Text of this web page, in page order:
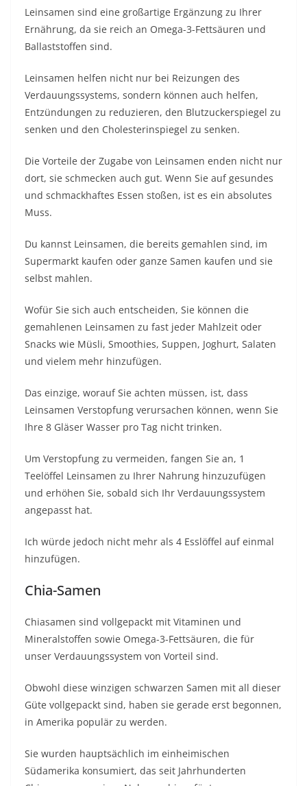
Leinsamen sind eine großartige Ergänzung zu Ihrer
Ernährung, da sie reich an Omega-3-Fettsäuren und
Ballaststoffen sind.
Leinsamen helfen nicht nur bei Reizungen des
Verdauungssystems, sondern können auch helfen,
Entzündungen zu reduzieren, den Blutzuckerspiegel zu
senken und den Cholesterinspiegel zu senken.
Die Vorteile der Zugabe von Leinsamen enden nicht nur
dort, sie schmecken auch gut. Wenn Sie auf gesundes
und schmackhaftes Essen stoßen, ist es ein absolutes
Muss.
Du kannst Leinsamen, die bereits gemahlen sind, im
Supermarkt kaufen oder ganze Samen kaufen und sie
selbst mahlen.
Wofür Sie sich auch entscheiden, Sie können die
gemahlenen Leinsamen zu fast jeder Mahlzeit oder
Snacks wie Müsli, Smoothies, Suppen, Joghurt, Salaten
und vielem mehr hinzufügen.
Das einzige, worauf Sie achten müssen, ist, dass
Leinsamen Verstopfung verursachen können, wenn Sie
Ihre 8 Gläser Wasser pro Tag nicht trinken.
Um Verstopfung zu vermeiden, fangen Sie an, 1
Teelöffel Leinsamen zu Ihrer Nahrung hinzuzufügen
und erhöhen Sie, sobald sich Ihr Verdauungssystem
angepasst hat.
Ich würde jedoch nicht mehr als 4 Esslöffel auf einmal
hinzufügen.
Chia-Samen
Chiasamen sind vollgepackt mit Vitaminen und
Mineralstoffen sowie Omega-3-Fettsäuren, die für
unser Verdauungssystem von Vorteil sind.
Obwohl diese winzigen schwarzen Samen mit all dieser
Güte vollgepackt sind, haben sie gerade erst begonnen,
in Amerika populär zu werden.
Sie wurden hauptsächlich im einheimischen
Südamerika konsumiert, das seit Jahrhunderten